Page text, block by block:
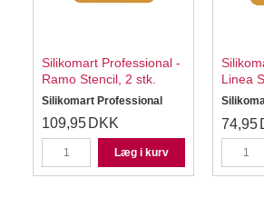
Silikomart Professional -
Ramo Stencil, 2 stk.
Silikomart Professional
109,95 DKK
Læg i kurv
Linea
74,95